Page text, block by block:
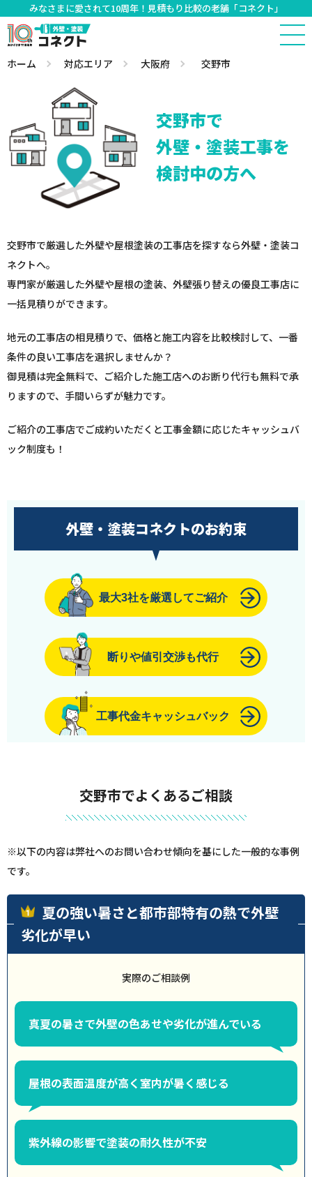
みなさまに愛されて10周年！見積もり比較の老舗「コネクト」
ホーム 対応エリア 大阪府 交野市
交野市で
外壁・塗装工事を
検討中の方へ
交野市で厳選した外壁や屋根塗装の工事店を探すなら外壁・塗装コ
ネクトへ。
専門家が厳選した外壁や屋根の塗装、外壁張り替えの優良工事店に
一括見積りができます。
地元の工事店の相見積りで、価格と施工内容を比較検討して、一番
条件の良い工事店を選択しませんか？
御見積は完全無料で、ご紹介した施工店へのお断り代行も無料で承
りますので、手間いらずが魅力です。
ご紹介の工事店でご成約いただくと工事金額に応じたキャッシュバ
ック制度も！
外壁・塗装コネクトのお約束
最大3社を厳選してご紹介
断りや値引交渉も代行
工事代金キャッシュバック
交野市でよくあるご相談
※以下の内容は弊社へのお問い合わせ傾向を基にした一般的な事例
です。
夏の強い暑さと都市部特有の熱で外壁
劣化が早い
実際のご相談例
真夏の暑さで外壁の色あせや劣化が進んでいる
屋根の表面温度が高く室内が暑く感じる
紫外線の影響で塗装の耐久性が不安